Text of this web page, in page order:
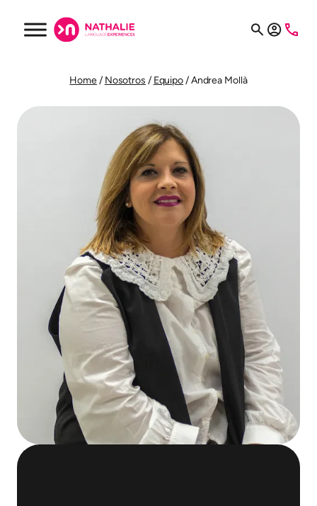
Home/ Nosotros / Equipo/Andrea Mollà